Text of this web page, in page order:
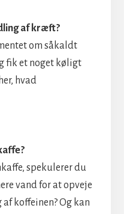
af kræft?
om såkaldt
fik et noget køligt
hvad
spekulerer du
vand for at opveje
koffeinen? Og kan